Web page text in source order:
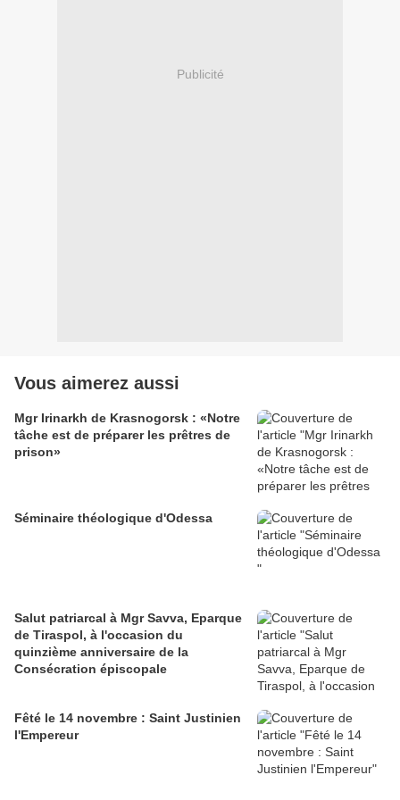
Publicité
Vous aimerez aussi
Mgr Irinarkh de Krasnogorsk : «Notre
tâche est de préparer les prêtres de
prison»
Séminaire théologique d'Odessa
Salut patriarcal à Mgr Savva, Eparque
de Tiraspol, à l'occasion du
quinzième anniversaire de la
Consécration épiscopale
Fêté le 14 novembre : Saint Justinien
l'Empereur